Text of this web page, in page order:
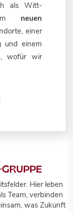
als Witt-
neuen
einer
und einem
wofür wir
Hier leben
Team, verbinden
was Zukunft